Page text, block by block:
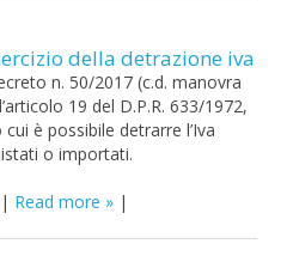
della detrazione iva
n. 50/2017 (c.d. manovra
19 del D.P.R. 633/1972,
è possibile detrarre l’Iva
o importati.
| Read more |